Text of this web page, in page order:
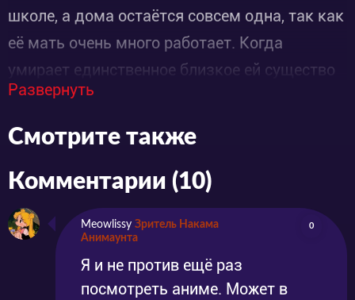
школе, а дома остаётся совсем одна, так как
её мать очень много работает. Когда
умирает единственное близкое ей существо
– щенок Чаппи, Сидзуку от отчаянья
совершает попытку самоубийства. Именно в
это момент на Землю прилетает
инопланетянин Такопи, чья миссия – сделать
людей счастливыми. Милое
антропоморфное существо делает всё
возможное, чтобы вызвать улыбку у своей
подопечной, но все его попытки пока терпят
Развернуть
Смотрите также
Комментарии (10)
Meowlissy Зритель Накама
Анимаунта
0
Я и не против ещё раз
посмотреть аниме. Может в